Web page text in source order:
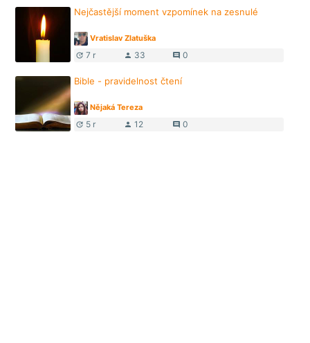
Nejčastější moment vzpomínek na zesnulé
Vratislav Zlatuška
update 7 r person 33 comment 0
Bible - pravidelnost čtení
Nějaká Tereza
update 5 r person 12 comment 0